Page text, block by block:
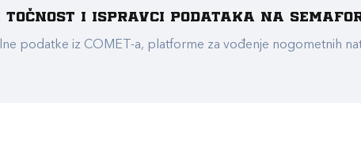
i ispravci podataka na
podatke iz COMET-a, platforme za vođenje nogometnih